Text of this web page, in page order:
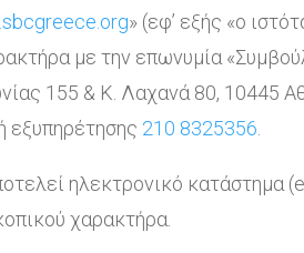
» (εφ’ εξής «ο
με την επωνυμία
155 & Κ. Λαχανά 80, 10445
εξυπηρέτησης 210 8325356
ηλεκτρονικό κατάστημα
χαρακτήρα.